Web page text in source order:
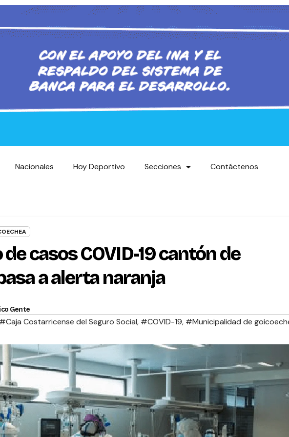
Nacionales Hoy Deportivo Secciones Contáctenos
casos COVID-19 cantón de
a alerta naranja
Gente
#Caja Costarricense del Seguro Social, #COVID-19, #Municipalidad de